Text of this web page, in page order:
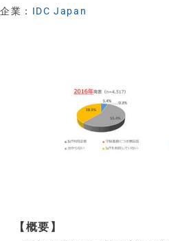
企業： IDC Japan
【概要】